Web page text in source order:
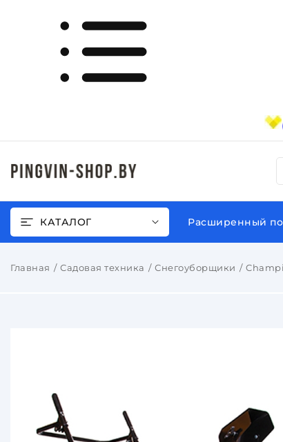
КАТАЛОГ Расширенный
Главная Садовая техника Снегоуборщики